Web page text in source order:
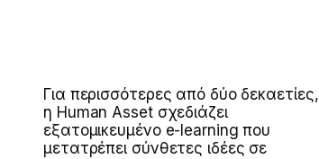
Για περισσότερες από δύο δεκαετίες,
η Human Asset σχεδιάζει
εξατομικευμένο e-learning που
μετατρέπει σύνθετες ιδέες σε